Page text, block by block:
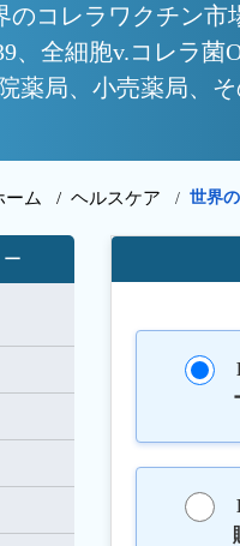
のコレラワクチン市
、全細胞v.コレラ菌
薬局、小売薬局、
ーム / ヘルスケア / 世界